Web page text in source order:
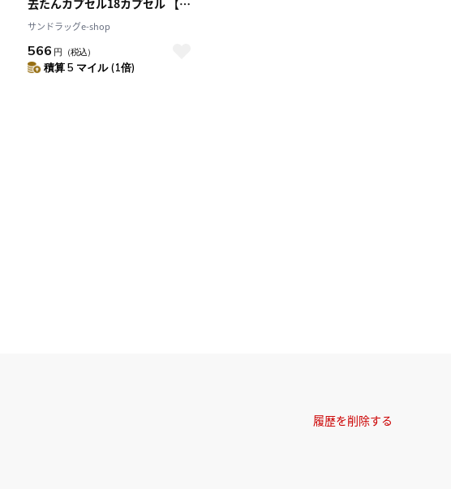
ルフメディケーション税制対象】
サンドラッグe-shop
566 円 （税込）
積算 5 マイル (1倍)
履歴を削除する